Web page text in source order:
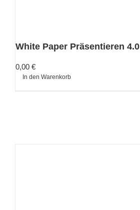
White Paper Präsentieren 4.0
0,00 €
In den Warenkorb